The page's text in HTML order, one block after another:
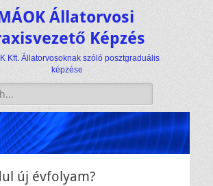
Állatorvosi
Képzés
Kft. Állatorvosoknak szóló posztgraduális
képzése
új évfolyam?